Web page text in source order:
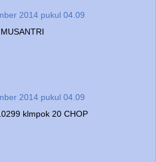
2014 pukul 04.09
2014 pukul 04.09
klmpok 20 CHOP